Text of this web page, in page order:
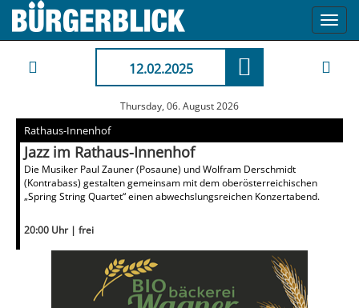
12.02.2025
Thursday, 06. August 2026
Rathaus-Innenhof
Jazz im Rathaus-Innenhof
Die Musiker Paul Zauner (Posaune) und Wolfram Derschmidt
(Kontrabass) gestalten gemeinsam mit dem oberösterreichischen
„Spring String Quartet“ einen abwechslungsreichen Konzertabend.
20:00 Uhr | frei